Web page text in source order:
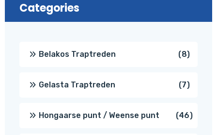
Categories
Belakos Traptreden 88
Gelasta Traptreden 77
Hongaarse punt / Weense punt 4646